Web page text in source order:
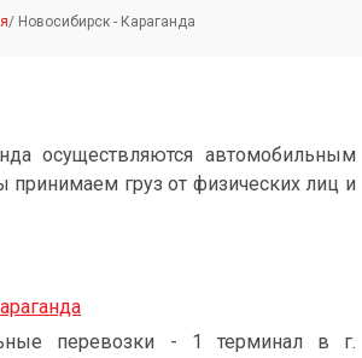
/ Новосибирск - Караганда
осуществляются автомобильным
груз от физических лиц и
перевозки - 1 терминал в г.